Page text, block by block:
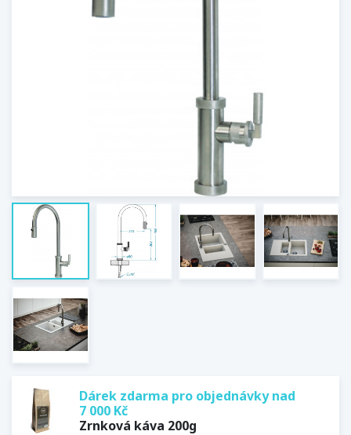
Dárek zdarma pro objednávky nad
7 000 Kč
Zrnková káva 200g